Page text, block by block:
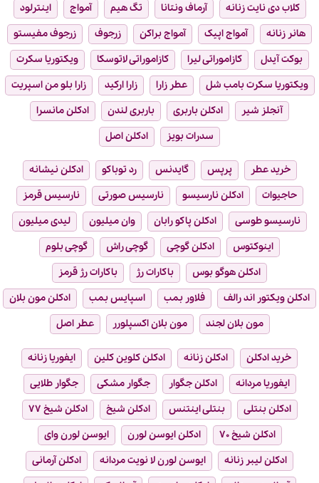
کلاب دی نایت زنانه
آرماف ونتانا تگ هیم آمواج
اینترلود
هانر زنانه
آمواج اپیک آمواج براکن زرجوف
زرجوف مفیستو
بوکت آیدل
کازاموراتی لیرا کازاموراتی لاتوسکا
ویکتوریا سکرت
ویکتوریا سکرت بامب شل
عطر زارا زارا ارکید
زارا بلو من اسپریت
آنجلز شیر
ادکلن باربری باربری لندن
ادکلن مانسرا
سدرات بویز
ادکلن اصل
خرید عطر پرپس گایدنس رد توباکو
ادکلن نیشانه
حاجیوات
ادکلن نارسیسو نارسیس صورتی
نارسیس قرمز
نارسیسو طوسی
ادکلن پاکو رابان وان میلیون
لیدی میلیون
اینوکتوس
ادکلن گوچی گوچی راش
گوچی بلوم
ادکلن هوگو بوس
باکارات رژ
باکارات رژ قرمز
ادکلن ویکتور اند رالف
فلاور بمب اسپایس بمب
ادکلن مون بلان
مون بلان لجند
مون بلان اکسپلورر عطر اصل
خرید ادکلن ادکلن زنانه ادکلن کلوین کلین
ایفوریا زنانه
ایفوریا مردانه
ادکلن جگوار جگوار مشکی
جگوار طلایی
ادکلن بنتلی
بنتلی اینتنس ادکلن شیخ
ادکلن شیخ ۷۷
ادکلن شیخ ۷۰
ادکلن ایوسن لورن
ایوسن لورن وای
ادکلن لیبر زنانه
ایوسن لورن لا نویت مردانه
ادکلن آرمانی